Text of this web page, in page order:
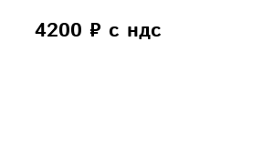
4200 ₽ с ндс